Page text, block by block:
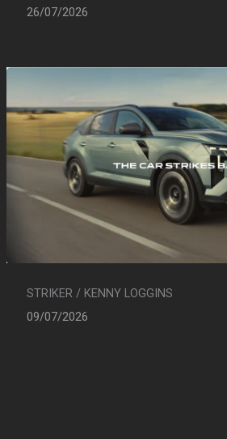
26/07/2026
STRIKER / KENNY LOGGINS
09/07/2026